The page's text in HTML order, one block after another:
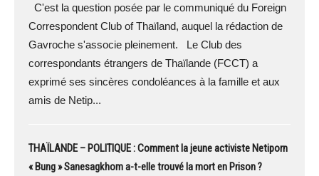
C'est la question posée par le communiqué du Foreign
Correspondent Club of Thaïland, auquel la rédaction de
Gavroche s'associe pleinement. Le Club des
correspondants étrangers de Thaïlande (FCCT) a
exprimé ses sincères condoléances à la famille et aux
amis de Netip...
THAÏLANDE – POLITIQUE : Comment la jeune activiste Netiporn
« Bung » Sanesagkhom a-t-elle trouvé la mort en Prison ?